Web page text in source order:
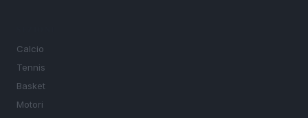
Calcio
Tennis
Basket
Motori